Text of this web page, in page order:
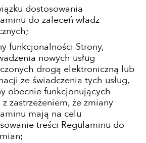
dostosowania
do zaleceń władz
funkcjonalności Strony,
nowych usług
drogą elektroniczną lub
ze świadczenia tych usług,
obecnie funkcjonujących
z zastrzeżeniem, że zmiany
mają na celu
treści Regulaminu do